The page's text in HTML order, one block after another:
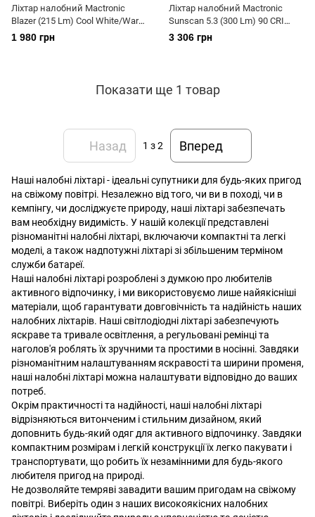
Ліхтар налобний Mactronic
Blazer (215 Lm) Cool White/Warm
White/Red LED (AHL0111)
1 980 грн
Ліхтар налобний Mactronic
Sunscan 5.3 (300 Lm) 90 CRI
(PHL0031)
3 306 грн
Показати ще 1 товар
Назад 1 з 2 Вперед
Наші налобні ліхтарі - ідеальні супутники для будь-яких пригод
на свіжому повітрі. Незалежно від того, чи ви в поході, чи в
кемпінгу, чи досліджуєте природу, наші ліхтарі забезпечать
вам необхідну видимість. У нашій колекції представлені
різноманітні налобні ліхтарі, включаючи компактні та легкі
моделі, а також надпотужні ліхтарі зі збільшеним терміном
служби батареї.
Наші налобні ліхтарі розроблені з думкою про любителів
активного відпочинку, і ми використовуємо лише найякісніші
матеріали, щоб гарантувати довговічність та надійність наших
налобних ліхтарів. Наші світлодіодні ліхтарі забезпечують
яскраве та тривале освітлення, а регульовані ремінці та
наголов'я роблять їх зручними та простими в носінні. Завдяки
різноманітним налаштуванням яскравості та ширини променя,
наші налобні ліхтарі можна налаштувати відповідно до ваших
потреб.
Окрім практичності та надійності, наші налобні ліхтарі
відрізняються витонченим і стильним дизайном, який
доповнить будь-який одяг для активного відпочинку. Завдяки
компактним розмірам і легкій конструкції їх легко пакувати і
транспортувати, що робить їх незамінними для будь-якого
любителя пригод на природі.
Не дозволяйте темряві завадити вашим пригодам на свіжому
повітрі. Виберіть один з наших високоякісних налобних